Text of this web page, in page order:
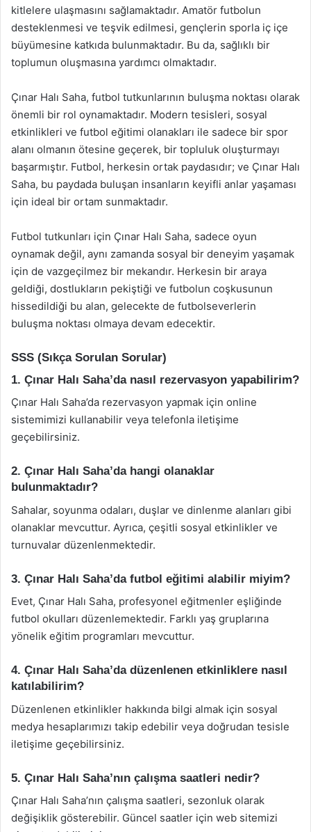
kitlelere ulaşmasını sağlamaktadır. Amatör futbolun
desteklenmesi ve teşvik edilmesi, gençlerin sporla iç içe
büyümesine katkıda bulunmaktadır. Bu da, sağlıklı bir
toplumun oluşmasına yardımcı olmaktadır.
Çınar Halı Saha, futbol tutkunlarının buluşma noktası olarak
önemli bir rol oynamaktadır. Modern tesisleri, sosyal
etkinlikleri ve futbol eğitimi olanakları ile sadece bir spor
alanı olmanın ötesine geçerek, bir topluluk oluşturmayı
başarmıştır. Futbol, herkesin ortak paydasıdır; ve Çınar Halı
Saha, bu paydada buluşan insanların keyifli anlar yaşaması
için ideal bir ortam sunmaktadır.
Futbol tutkunları için Çınar Halı Saha, sadece oyun
oynamak değil, aynı zamanda sosyal bir deneyim yaşamak
için de vazgeçilmez bir mekandır. Herkesin bir araya
geldiği, dostlukların pekiştiği ve futbolun coşkusunun
hissedildiği bu alan, gelecekte de futbolseverlerin
buluşma noktası olmaya devam edecektir.
SSS (Sıkça Sorulan Sorular)
1. Çınar Halı Saha’da nasıl rezervasyon yapabilirim?
Çınar Halı Saha’da rezervasyon yapmak için online
sistemimizi kullanabilir veya telefonla iletişime
geçebilirsiniz.
2. Çınar Halı Saha’da hangi olanaklar
bulunmaktadır?
Sahalar, soyunma odaları, duşlar ve dinlenme alanları gibi
olanaklar mevcuttur. Ayrıca, çeşitli sosyal etkinlikler ve
turnuvalar düzenlenmektedir.
3. Çınar Halı Saha’da futbol eğitimi alabilir miyim?
Evet, Çınar Halı Saha, profesyonel eğitmenler eşliğinde
futbol okulları düzenlemektedir. Farklı yaş gruplarına
yönelik eğitim programları mevcuttur.
4. Çınar Halı Saha’da düzenlenen etkinliklere nasıl
katılabilirim?
Düzenlenen etkinlikler hakkında bilgi almak için sosyal
medya hesaplarımızı takip edebilir veya doğrudan tesisle
iletişime geçebilirsiniz.
5. Çınar Halı Saha’nın çalışma saatleri nedir?
Çınar Halı Saha’nın çalışma saatleri, sezonluk olarak
değişiklik gösterebilir. Güncel saatler için web sitemizi